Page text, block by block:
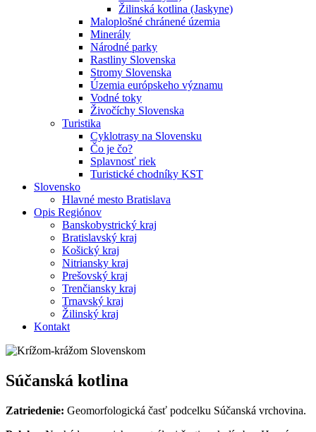
Žilinská kotlina (Jaskyne)
Maloplošné chránené územia
Minerály
Národné parky
Rastliny Slovenska
Stromy Slovenska
Územia európskeho významu
Vodné toky
Živočíchy Slovenska
Turistika
Cyklotrasy na Slovensku
Čo je čo?
Splavnosť riek
Turistické chodníky KST
Slovensko
Hlavné mesto Bratislava
Opis Regiónov
Banskobystrický kraj
Bratislavský kraj
Košický kraj
Nitriansky kraj
Prešovský kraj
Trenčiansky kraj
Trnavský kraj
Žilinský kraj
Kontakt
Súčanská kotlina
Zatriedenie: Geomorfologická časť podcelku Súčanská vrchovina.